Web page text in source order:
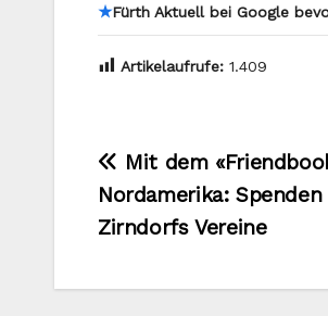
★Fürth Aktuell bei Google
Artikelaufrufe: 1.409
Mit dem
Nordamerika:
Zirndorfs Vereine